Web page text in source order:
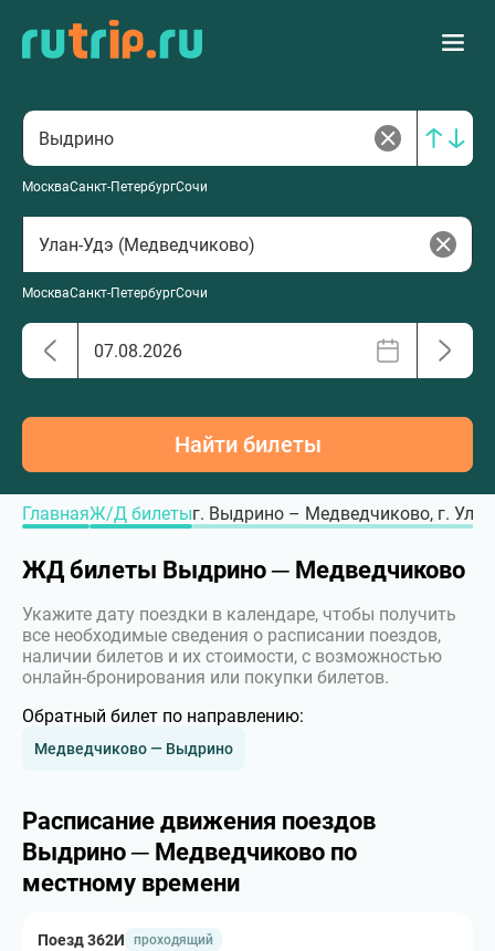
МоскваСанкт-ПетербургСочи
МоскваСанкт-ПетербургСочи
Найти билеты
ГлавнаяЖ/Д билетыг. Выдрино – Медведчиково, г.
ЖД билеты Выдрино ─ Медведчиково
Укажите дату поездки в календаре, чтобы получить
все необходимые сведения о расписании поездов,
наличии билетов и их стоимости, с возможностью
онлайн-бронирования или покупки билетов.
Обратный билет по направлению:
Медведчиково — Выдрино
Расписание движения поездов
Выдрино ─ Медведчиково по
местному времени
Поезд 362И проходящий